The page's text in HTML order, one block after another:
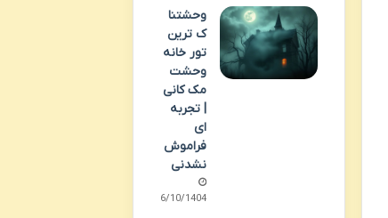
وحشتنا
ک ترین
تور خانه
وحشت
مک کانی
| تجربه
ای
فراموش
نشدنی
06/10/1404